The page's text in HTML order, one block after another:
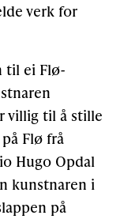
verk for
til ei Flø-
villig til å stille
Flø frå
Hugo Opdal
kunstnaren i
på